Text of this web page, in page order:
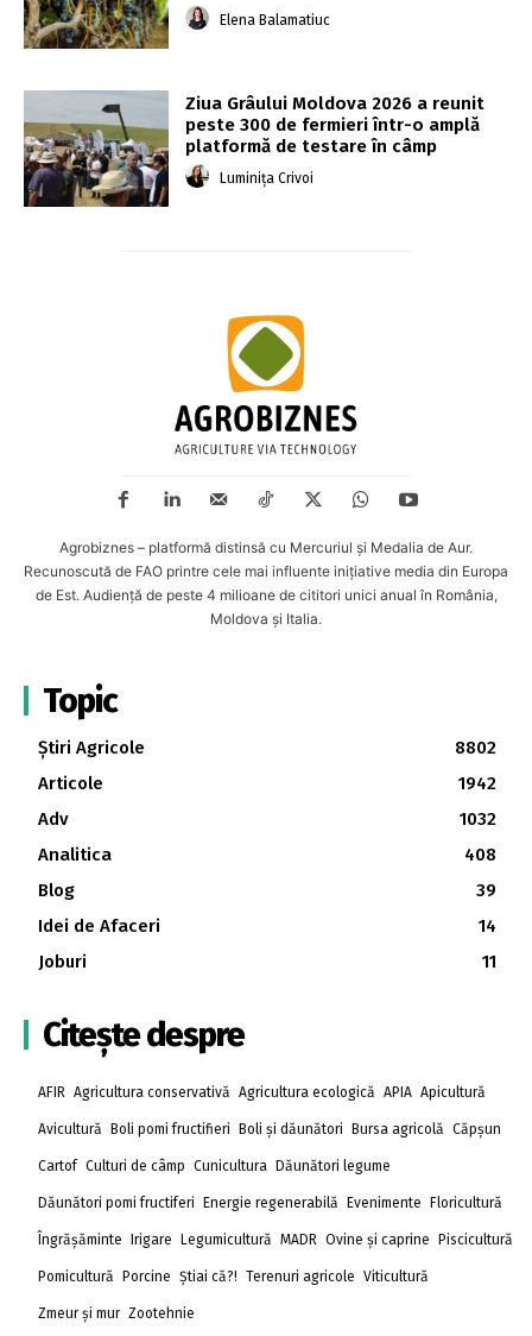
Elena Balamatiuc
Ziua Grâului Moldova 2026 a reunit
peste 300 de fermieri într-o amplă
platformă de testare în câmp
Luminița Crivoi
Agrobiznes – platformă distinsă cu Mercuriul și Medalia de Aur.
Recunoscută de FAO printre cele mai influente inițiative media din Europa
de Est. Audiență de peste 4 milioane de cititori unici anual în România,
Moldova și Italia.
Topic
Știri Agricole
8802
Articole
1942
Adv
1032
Analitica
408
Blog
39
Idei de Afaceri
14
Joburi
11
Citește despre
AFIR Agricultura conservativă Agricultura ecologică APIA Apicultură
Avicultură Boli pomi fructifieri Boli și dăunători Bursa agricolă Căpșun
Cartof Culturi de câmp Cunicultura Dăunători legume
Dăunători pomi fructiferi Energie regenerabilă Evenimente Floricultură
Îngrășăminte Irigare Legumicultură MADR Ovine și caprine Piscicultură
Pomicultură Porcine Știai că?! Terenuri agricole Viticultură
Zmeur și mur Zootehnie